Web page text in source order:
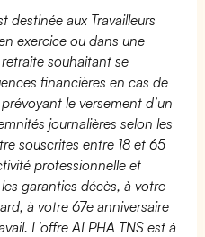
destinée aux Travailleurs
exercice ou dans une
souhaitant se
financières en cas de
le versement d’un
journalières selon les
souscrites entre 18 et 65
professionnelle et
garanties décès, à votre
à votre 67e anniversaire
L’offre ALPHA TNS est à